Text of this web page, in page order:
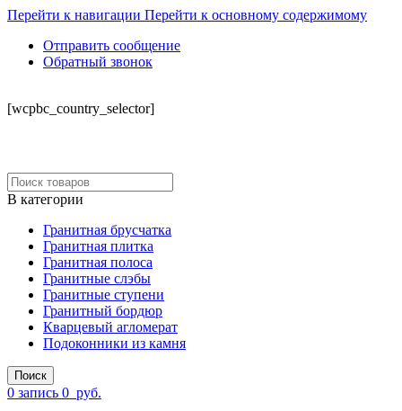
Перейти к навигации Перейти к основному содержимому
Отправить сообщение
Обратный звонок
[wcpbc_country_selector]
В категории
Гранитная брусчатка
Гранитная плитка
Гранитная полоса
Гранитные слэбы
Гранитные ступени
Гранитный бордюр
Кварцевый агломерат
Подоконники из камня
Поиск
0 запись 0 руб.